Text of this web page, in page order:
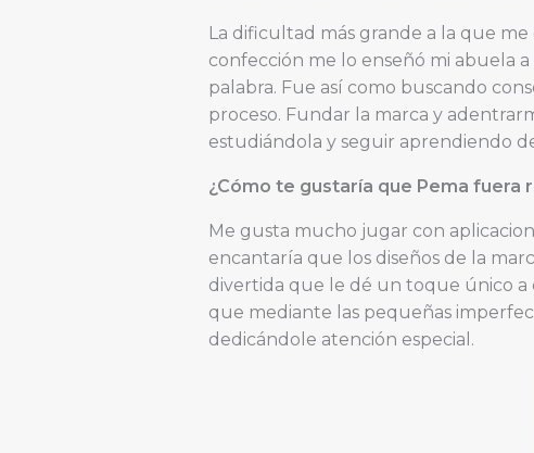
La dificultad más grande a la que
confección me lo enseñó mi abuela
palabra. Fue así como buscando
proceso. Fundar la marca y
estudiándola y seguir aprendiendo
¿Cómo te gustaría que Pema fuera
Me gusta mucho jugar con
encantaría que los diseños de la
divertida que le dé un toque único a
que mediante las pequeñas
dedicándole atención especial.